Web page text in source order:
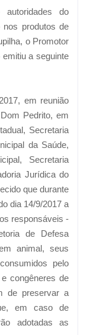
autoridades do
nos produtos de
o Promotor
a seguinte
em reunião
Pedrito, em
Secretaria
da Saúde,
Secretaria
Jurídica do
que durante
dia 14/9/2017 a
responsáveis -
de Defesa
animal, seus
pelo
congêneres de
de preservar a
em caso de
adotadas as